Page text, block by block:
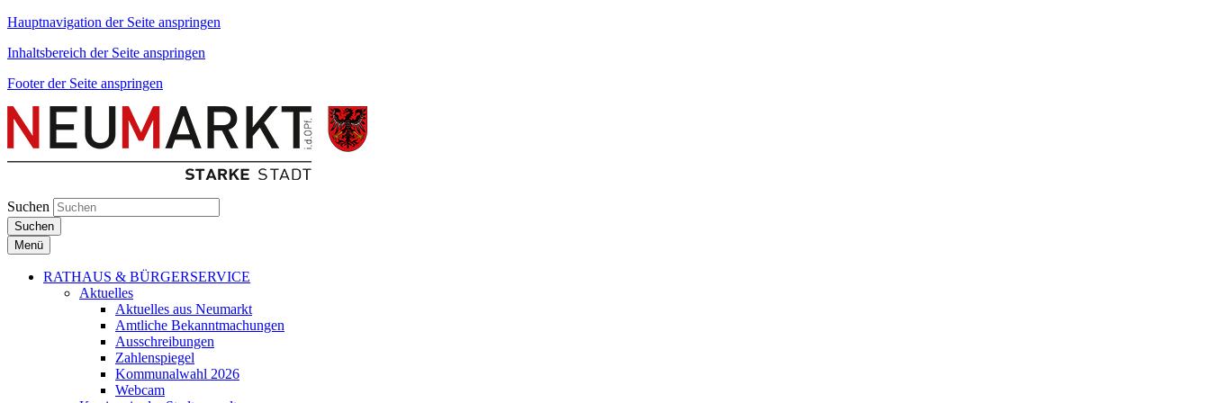
Hauptnavigation der Seite anspringen
Inhaltsbereich der Seite anspringen
Footer der Seite anspringen
Suchen
Suchen
Menü
RATHAUS & BÜRGERSERVICE
Aktuelles
Aktuelles aus Neumarkt
Amtliche Bekanntmachungen
Ausschreibungen
Zahlenspiegel
Kommunalwahl 2026
Webcam